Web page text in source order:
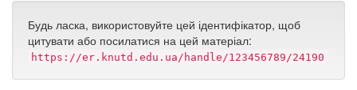
Будь ласка, використовуйте цей ідентифікатор, щоб
цитувати або посилатися на цей матеріал:
https://er.knutd.edu.ua/handle/123456789/24190